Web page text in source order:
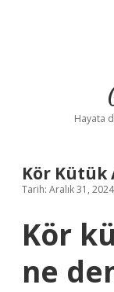
Hayata
Kör Kütük
Tarih: Aralık 31, 2024
Kör
ne